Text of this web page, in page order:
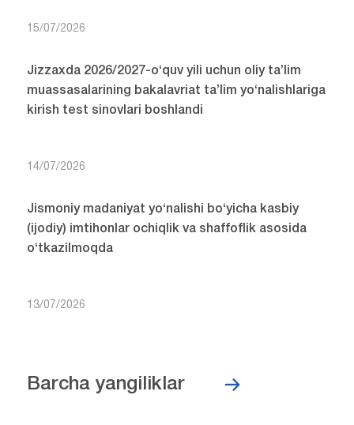
15/07/2026
Jizzaxda 2026/2027-o‘quv yili uchun oliy ta’lim
muassasalarining bakalavriat ta’lim yo‘nalishlariga
kirish test sinovlari boshlandi
14/07/2026
Jismoniy madaniyat yo‘nalishi bo‘yicha kasbiy
(ijodiy) imtihonlar ochiqlik va shaffoflik asosida
o‘tkazilmoqda
13/07/2026
Barcha yangiliklar